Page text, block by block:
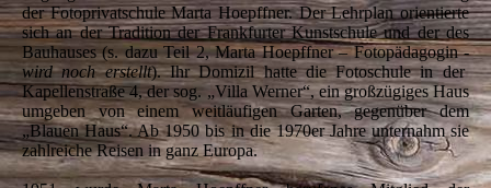
der Fotoprivatschule Marta Hoepffner. Der Lehrplan orientierte
sich an der Tradition der Frankfurter Kunstschule und der des
Bauhauses (s. dazu Teil 2, Marta Hoepffner – Fotopädagogin -
wird noch erstellt). Ihr Domizil hatte die Fotoschule in der
Kapellenstraße 4, der sog. „Villa Werner“, ein großzügiges Haus
umgeben von einem weitläufigen Garten, gegenüber dem
„Blauen Haus“. Ab 1950 bis in die 1970er Jahre unternahm sie
zahlreiche Reisen in ganz Europa.